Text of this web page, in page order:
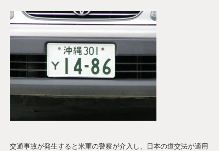
交通事故が発生すると米軍の警察が介入し、日本の道交法が適用